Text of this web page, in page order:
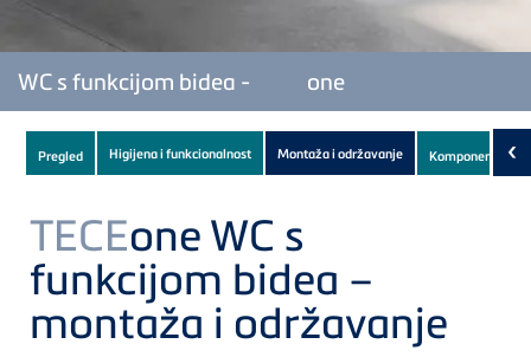
WC s funkcijom bidea - one
Subnavigation
of
current
Product
Pregled Higijena i funkcionalnost Montaža i održavanje Komponente ‹
TECEone WC s
funkcijom bidea –
montaža i održavanje